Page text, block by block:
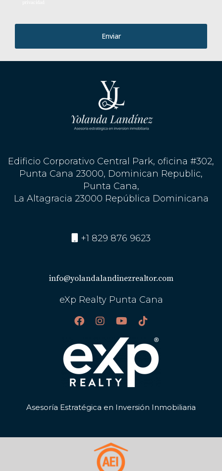
Enviar
Edificio Corporativo Central Park, oficina #302,
Punta Cana 23000, Dominican Republic,
Punta Cana,
La Altagracia 23000 República Dominicana
+1 829 876 9623
info@yolandalandinezrealtor.com
eXp Realty Punta Cana
Asesoría Estratégica en Inversión Inmobiliaria